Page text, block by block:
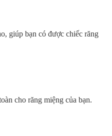
giúp bạn có được chiếc răng
cho răng miệng của bạn.